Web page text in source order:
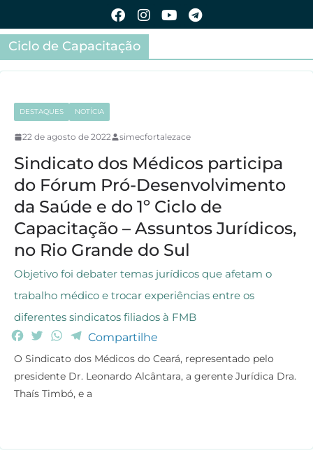
Ciclo de Capacitação
DESTAQUES NOTÍCIA
22 de agosto de 2022 simecfortalezace
Sindicato dos Médicos participa
do Fórum Pró-Desenvolvimento
da Saúde e do 1º Ciclo de
Capacitação – Assuntos Jurídicos,
no Rio Grande do Sul
Objetivo foi debater temas jurídicos que afetam o
trabalho médico e trocar experiências entre os
diferentes sindicatos filiados à FMB
F
c
e
b
i
t
t
W
a
t
s
T
l
e
g
Compartilhe
O Sindicato dos Médicos do Ceará, representado pelo
presidente Dr. Leonardo Alcântara, a gerente Jurídica Dra.
Thaís Timbó, e a